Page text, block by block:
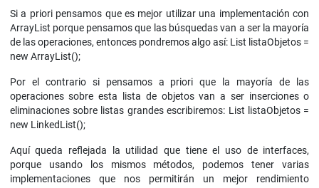
Si a priori pensamos que es mejor utilizar una implementación con
ArrayList porque pensamos que las búsquedas van a ser la mayoría
de las operaciones, entonces pondremos algo así: List listaObjetos =
new ArrayList();
Por el contrario si pensamos a priori que la mayoría de las
operaciones sobre esta lista de objetos van a ser inserciones o
eliminaciones sobre listas grandes escribiremos: List listaObjetos =
new LinkedList();
Aquí queda reflejada la utilidad que tiene el uso de interfaces,
porque usando los mismos métodos, podemos tener varias
implementaciones que nos permitirán un mejor rendimiento